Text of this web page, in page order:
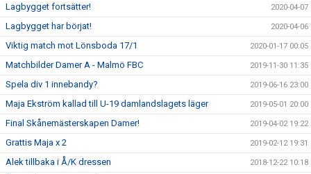
Lagbygget fortsätter! 2020-04-07
Lagbygget har börjat! 2020-04-06
Viktig match mot Lönsboda 17/1 2020-01-17 00:05
Matchbilder Damer A - Malmö FBC 2019-11-30 11:35
Spela div 1 innebandy? 2019-06-16 23:00
Maja Ekström kallad till U-19 damlandslagets läger 2019-05-01 20:00
Final Skånemästerskapen Damer! 2019-04-02 19:22
Grattis Maja x 2 2019-02-12 19:31
Alek tillbaka i Å/K dressen 2018-12-22 10:18